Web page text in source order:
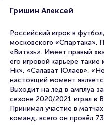
Гришин Алексей
Российский игрок в
московского «Спартака».
«Витязь». Имеет правый
его игровой карьере такие
Нк», «Салават Юлаев»,
настоящий момент
Выходит на лёд в амплуа
сезоне 2020/2021 играл в
Принимал участие в
команд, всего он провёл